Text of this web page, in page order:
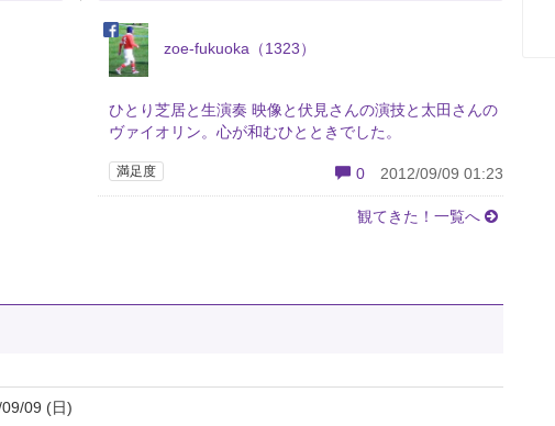
zoe-fukuoka（1323）
ひとり芝居と生演奏 映像と伏見さんの演技と太田さんの
ヴァイオリン。心が和むひとときでした。
満足度 0 2012/09/09 01:23
観てきた！一覧へ
09 (日)